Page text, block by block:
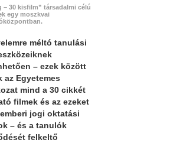
– 30 kisfilm” társadalmi célú
egy moszkvai
méltó tanulási
– ezek között
az Egyetemes
mind a 30 cikkét
filmek és az ezeket
jogi oktatási
– és a tanulók
felkeltő